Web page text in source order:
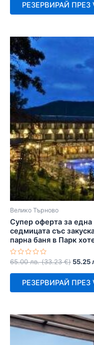
РЕЗЕРВИРАЙ ПРЕЗ
Велико Търново
Супер оферта за една
седмицата със
парна баня в Парк
Оценено
0
65.00лв. (33.23€) 55.25
РЕЗЕРВИРАЙ ПРЕЗ